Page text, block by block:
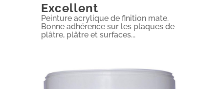
Excellent
Peinture acrylique de finition mate.
Bonne adhérence sur les plaques de
plâtre, plâtre et surfaces...